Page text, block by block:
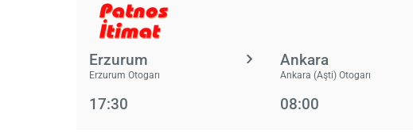
Erzurum
Erzurum Otogarı
Ankara
Ankara (Aşti) Otogarı
17:30 08:00